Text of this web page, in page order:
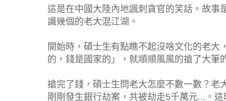
這是在中國大陸內地諷刺貪官的笑話。故事
識幾個的老大混江湖。
開始時，碩士生有點瞧不起沒啥文化的老
的，錢是國家的」，就順順風風的搶了大筆
搶完了錢，碩士生問老大怎麼不數一數？老
剛剛發生銀行劫案，共被劫走5千萬元...。